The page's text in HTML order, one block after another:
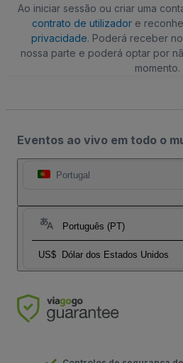
Ao iniciar sessão ou criar uma
contrato de utilizadore
privacidade. Poderá receber
nossa parte e poderá optar por
momento.
Eventos ao vivo em todo o
Portugal
Português (PT)
US$ Dólar dos Estados Unidos